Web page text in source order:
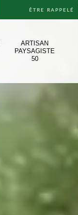
ÊTRE RAPPELÉ
ARTISAN
PAYSAGISTE
50